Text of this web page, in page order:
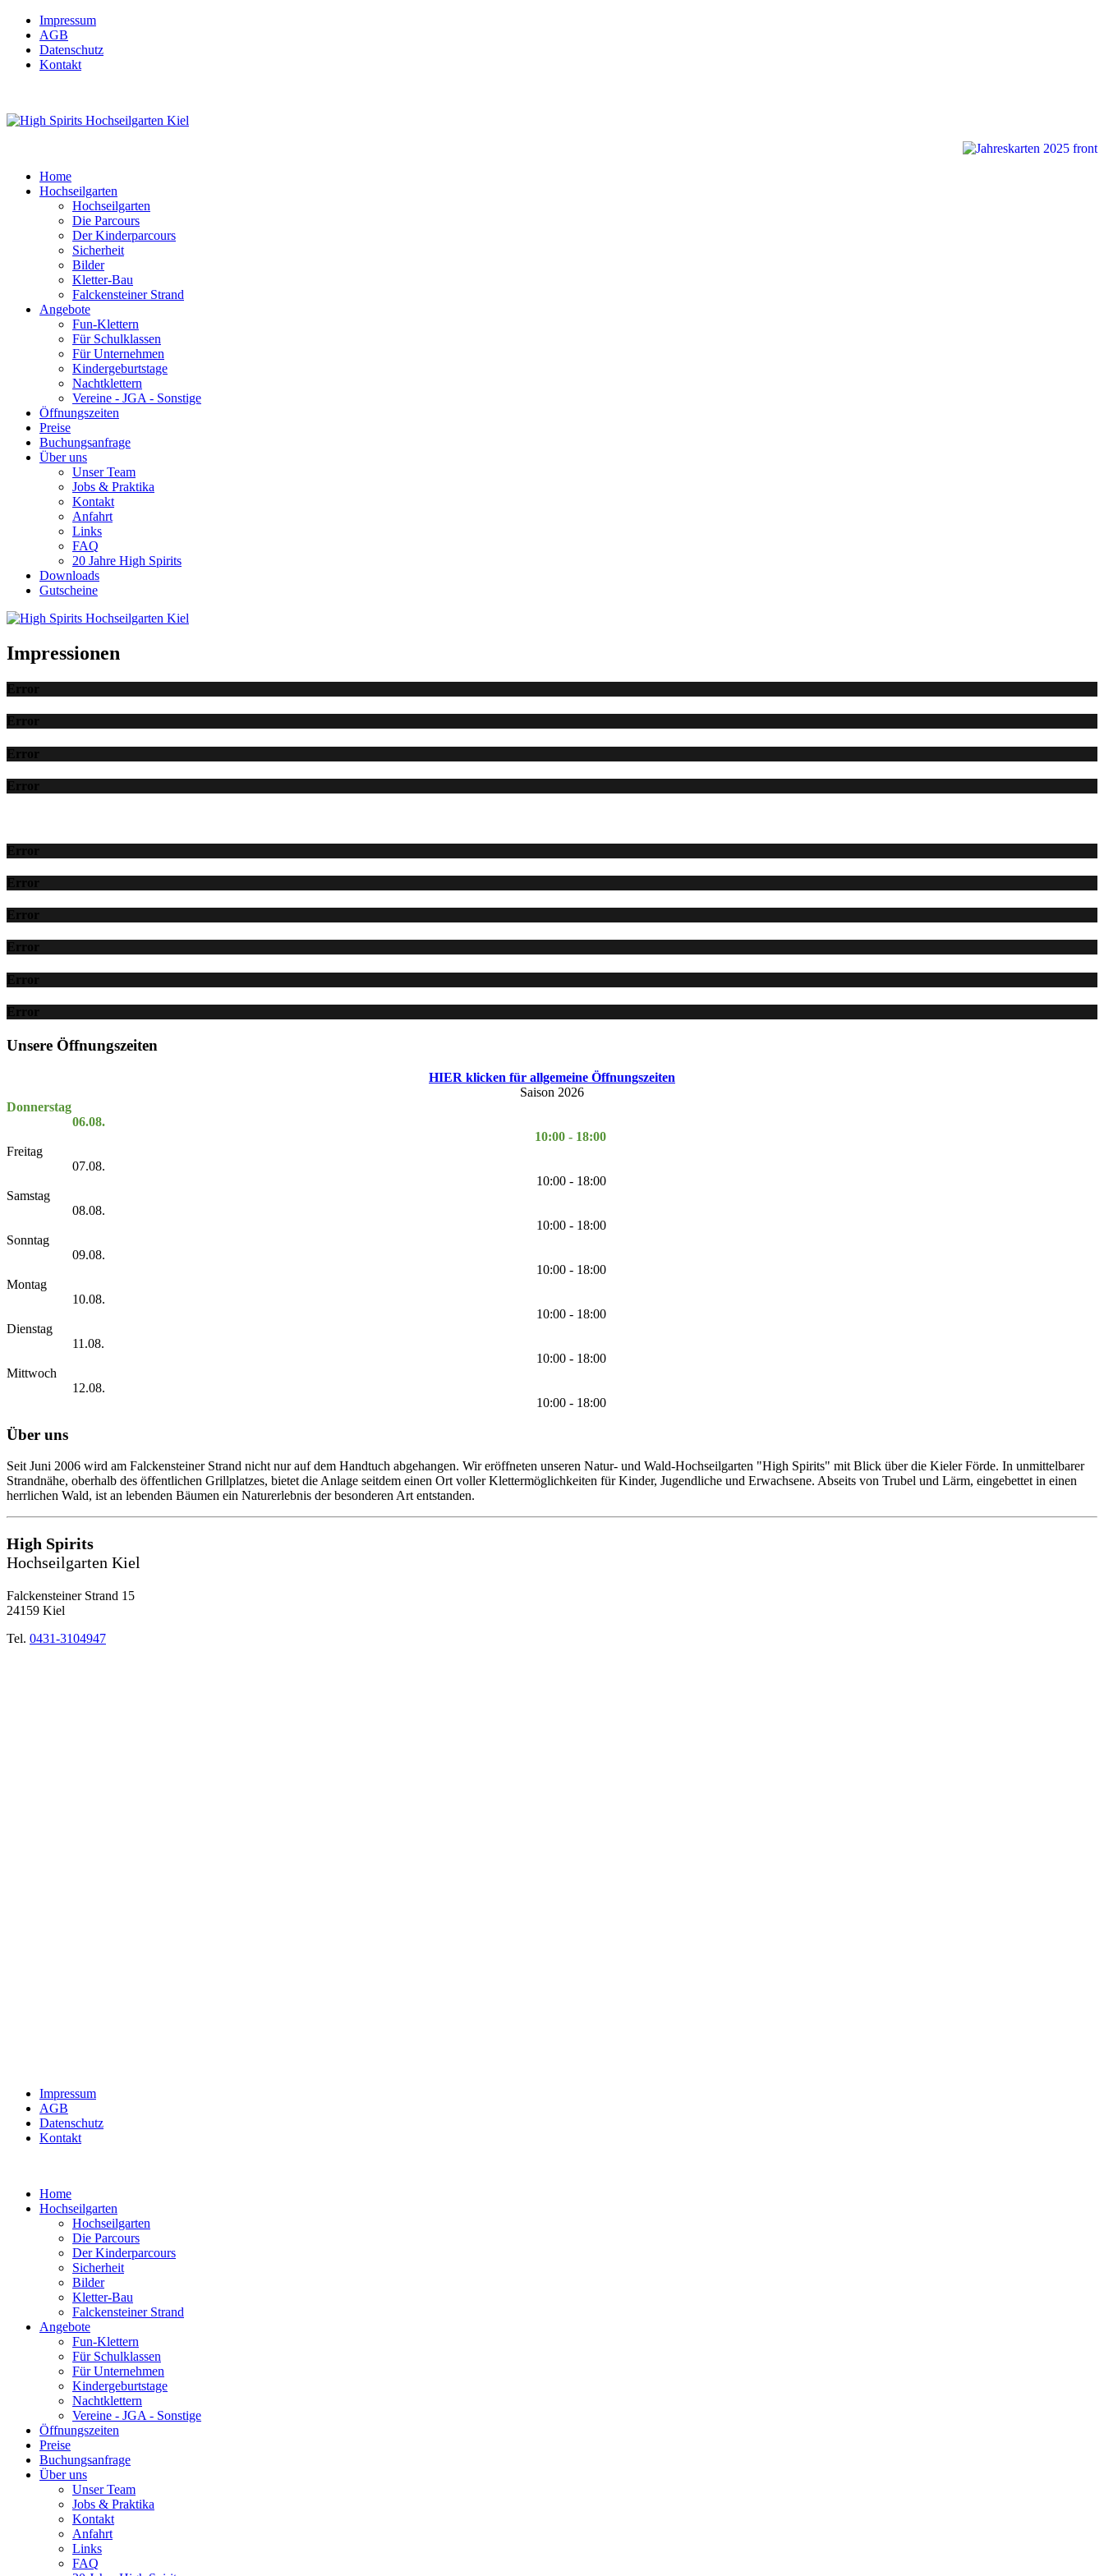
Impressum
AGB
Datenschutz
Kontakt
Home
Hochseilgarten
Hochseilgarten
Die Parcours
Der Kinderparcours
Sicherheit
Bilder
Kletter-Bau
Falckensteiner Strand
Angebote
Fun-Klettern
Für Schulklassen
Für Unternehmen
Kindergeburtstage
Nachtklettern
Vereine - JGA - Sonstige
Öffnungszeiten
Preise
Buchungsanfrage
Über uns
Unser Team
Jobs & Praktika
Kontakt
Anfahrt
Links
FAQ
20 Jahre High Spirits
Downloads
Gutscheine
Impressionen
Error
Error
Error
Error
Error
Error
Error
Error
Error
Error
Unsere Öffnungszeiten
HIER klicken für allgemeine Öffnungszeiten
Saison 2026
Donnerstag
06.08.
10:00 - 18:00
Freitag
07.08.
10:00 - 18:00
Samstag
08.08.
10:00 - 18:00
Sonntag
09.08.
10:00 - 18:00
Montag
10.08.
10:00 - 18:00
Dienstag
11.08.
10:00 - 18:00
Mittwoch
12.08.
10:00 - 18:00
Über uns
Seit Juni 2006 wird am Falckensteiner Strand nicht nur auf dem Handtuch abgehangen. Wir eröffneten unseren Natur- und Wald-Hochseilgarten "High Spirits" mit Blick über die Kieler Förde. In unmittelbarer
Strandnähe, oberhalb des öffentlichen Grillplatzes, bietet die Anlage seitdem einen Ort voller Klettermöglichkeiten für Kinder, Jugendliche und Erwachsene. Abseits von Trubel und Lärm, eingebettet in einen
herrlichen Wald, ist an lebenden Bäumen ein Naturerlebnis der besonderen Art entstanden.
High Spirits
Hochseilgarten Kiel
Falckensteiner Strand 15
24159 Kiel
Tel. 0431-3104947
Impressum
AGB
Datenschutz
Kontakt
Home
Hochseilgarten
Hochseilgarten
Die Parcours
Der Kinderparcours
Sicherheit
Bilder
Kletter-Bau
Falckensteiner Strand
Angebote
Fun-Klettern
Für Schulklassen
Für Unternehmen
Kindergeburtstage
Nachtklettern
Vereine - JGA - Sonstige
Öffnungszeiten
Preise
Buchungsanfrage
Über uns
Unser Team
Jobs & Praktika
Kontakt
Anfahrt
Links
FAQ